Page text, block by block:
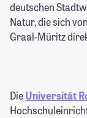
deutschen
Natur, die sich
Graal-Müritz
DieUniversität